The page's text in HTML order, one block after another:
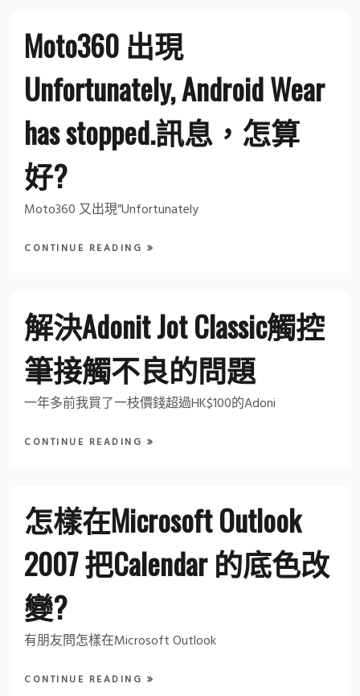
Moto360 出現
Unfortunately, Android Wear
has stopped.訊息，怎算
好?
Moto360 又出現”Unfortunately
CONTINUE READING
解決Adonit Jot Classic觸控
筆接觸不良的問題
一年多前我買了一枝價錢超過HK$100的Adoni
CONTINUE READING
怎樣在Microsoft Outlook
2007 把Calendar 的底色改
變?
有朋友問怎樣在Microsoft Outlook
CONTINUE READING